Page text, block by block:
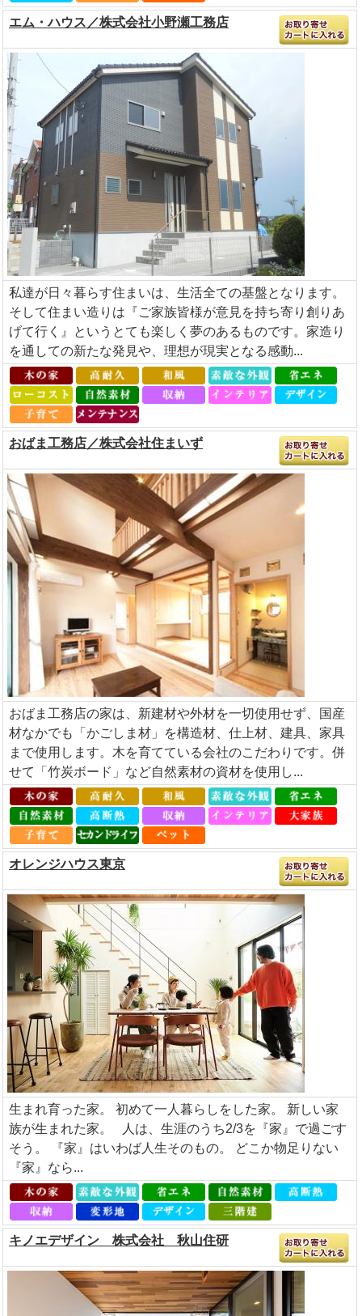
エム・ハウス／株式会社小野瀬工務店
私達が日々暮らす住まいは、生活全ての基盤となります。
そして住まい造りは『ご家族皆様が意見を持ち寄り創りあ
げて行く』というとても楽しく夢のあるものです。家造り
を通しての新たな発見や、理想が現実となる感動...
おばま工務店／株式会社住まいず
おばま工務店の家は、新建材や外材を一切使用せず、国産
材なかでも「かごしま材」を構造材、仕上材、建具、家具
まで使用します。木を育てている会社のこだわりです。併
せて「竹炭ボード」など自然素材の資材を使用し...
オレンジハウス東京
生まれ育った家。 初めて一人暮らしをした家。 新しい家
族が生まれた家。 人は、生涯のうち2/3を『家』で過ごす
そう。 『家』はいわば人生そのもの。 どこか物足りない
『家』なら...
キノエデザイン 株式会社 秋山住研